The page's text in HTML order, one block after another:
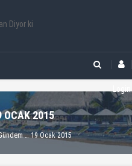
OCAK 2015
… 19 Ocak 2015